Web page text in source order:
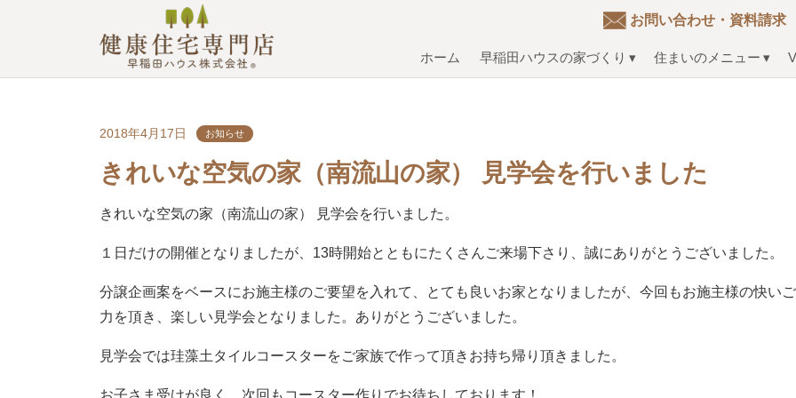
お問い合わせ・資料請求
ホーム 早稲田ハウスの家づくり 住まいのメニュー
2018年4月17日 お知らせ
きれいな空気の家（南流山の家） 見学会を行いました
きれいな空気の家（南流山の家） 見学会を行いました。
１日だけの開催となりましたが、13時開始とともにたくさんご来場下さり、誠にありがとうございました。
分譲企画案をベースにお施主様のご要望を入れて、とても良いお家となりましたが、今回もお施主様の快い
力を頂き、楽しい見学会となりました。ありがとうございました。
見学会では珪藻土タイルコースターをご家族で作って頂きお持ち帰り頂きました。
お子さま受けが良く、次回もコースター作りでお待ちしております！